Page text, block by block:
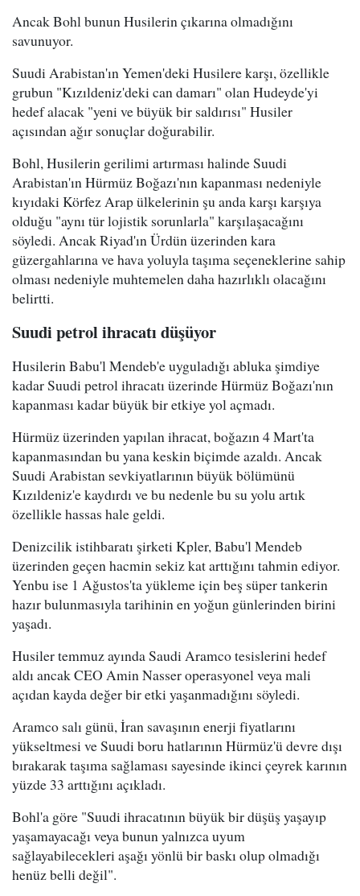
Ancak Bohl bunun Husilerin çıkarına olmadığını
savunuyor.
Suudi Arabistan'ın Yemen'deki Husilere karşı, özellikle
grubun "Kızıldeniz'deki can damarı" olan Hudeyde'yi
hedef alacak "yeni ve büyük bir saldırısı" Husiler
açısından ağır sonuçlar doğurabilir.
Bohl, Husilerin gerilimi artırması halinde Suudi
Arabistan'ın Hürmüz Boğazı'nın kapanması nedeniyle
kıyıdaki Körfez Arap ülkelerinin şu anda karşı karşıya
olduğu "aynı tür lojistik sorunlarla" karşılaşacağını
söyledi. Ancak Riyad'ın Ürdün üzerinden kara
güzergahlarına ve hava yoluyla taşıma seçeneklerine sahip
olması nedeniyle muhtemelen daha hazırlıklı olacağını
belirtti.
Suudi petrol ihracatı düşüyor
Husilerin Babu'l Mendeb'e uyguladığı abluka şimdiye
kadar Suudi petrol ihracatı üzerinde Hürmüz Boğazı'nın
kapanması kadar büyük bir etkiye yol açmadı.
Hürmüz üzerinden yapılan ihracat, boğazın 4 Mart'ta
kapanmasından bu yana keskin biçimde azaldı. Ancak
Suudi Arabistan sevkiyatlarının büyük bölümünü
Kızıldeniz'e kaydırdı ve bu nedenle bu su yolu artık
özellikle hassas hale geldi.
Denizcilik istihbaratı şirketi Kpler, Babu'l Mendeb
üzerinden geçen hacmin sekiz kat arttığını tahmin ediyor.
Yenbu ise 1 Ağustos'ta yükleme için beş süper tankerin
hazır bulunmasıyla tarihinin en yoğun günlerinden birini
yaşadı.
Husiler temmuz ayında Saudi Aramco tesislerini hedef
aldı ancak CEO Amin Nasser operasyonel veya mali
açıdan kayda değer bir etki yaşanmadığını söyledi.
Aramco salı günü, İran savaşının enerji fiyatlarını
yükseltmesi ve Suudi boru hatlarının Hürmüz'ü devre dışı
bırakarak taşıma sağlaması sayesinde ikinci çeyrek karının
yüzde 33 arttığını açıkladı.
Bohl'a göre "Suudi ihracatının büyük bir düşüş yaşayıp
yaşamayacağı veya bunun yalnızca uyum
sağlayabilecekleri aşağı yönlü bir baskı olup olmadığı
henüz belli değil".